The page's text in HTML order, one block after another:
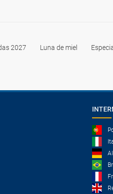
2027 Luna de miel